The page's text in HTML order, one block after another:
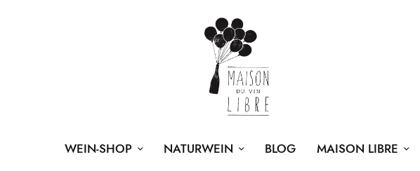
WEIN-SHOP NATURWEIN BLOG MAISON LIBRE